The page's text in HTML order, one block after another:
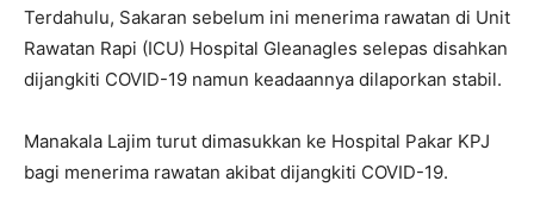
Terdahulu, Sakaran sebelum ini menerima rawatan di Unit
Rawatan Rapi (ICU) Hospital Gleanagles selepas disahkan
dijangkiti COVID-19 namun keadaannya dilaporkan stabil.
Manakala Lajim turut dimasukkan ke Hospital Pakar KPJ
bagi menerima rawatan akibat dijangkiti COVID-19.